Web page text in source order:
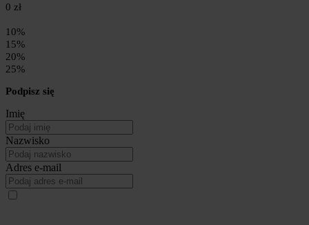
0 zł
10%
15%
20%
25%
Podpisz się
Imię
Nazwisko
Adres e-mail